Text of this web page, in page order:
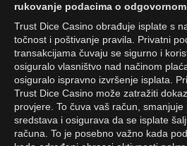
rukovanje podacima o
Trust Dice Casino obrađuje isplate s
točnost i poštivanje pravila. Privatni
transakcijama čuvaju se sigurno i
osiguralo vlasništvo nad načinom
osiguralo ispravno izvršenje isplata.
Trust Dice Casino može zatražiti
provjere. To čuva vaš račun,
sredstava i osigurava da se isplate
računa. To je posebno važno kada